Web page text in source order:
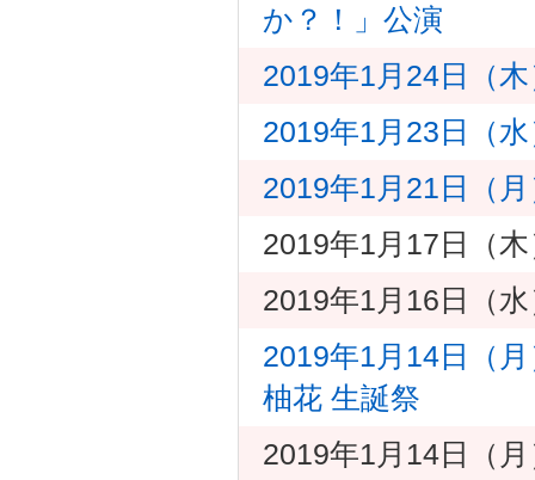
か？！」公演
2019年1月24日（
2019年1月23日（
2019年1月21日（
2019年1月17日（
2019年1月16日（
2019年1月14日（
柚花 生誕祭
2019年1月14日（